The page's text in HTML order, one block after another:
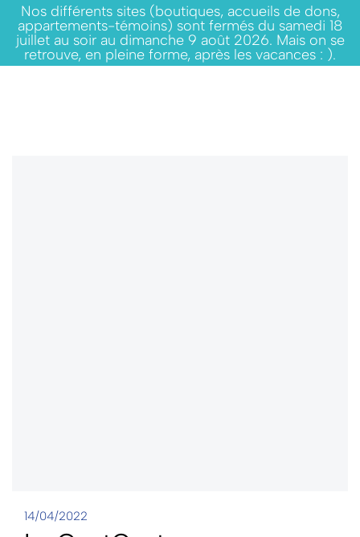
Nos différents sites (boutiques, accueils de dons,
appartements-témoins) sont fermés du samedi 18
juillet au soir au dimanche 9 août 2026. Mais on se
retrouve, en pleine forme, après les vacances : ).
14/04/2022